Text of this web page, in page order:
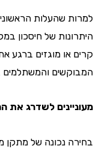
שהעלות הראשונית
של חיסכון במקום,
מוגזים ברגע אחד,
והמשתלמים
לשדרג את
נכונה של מתקן מים